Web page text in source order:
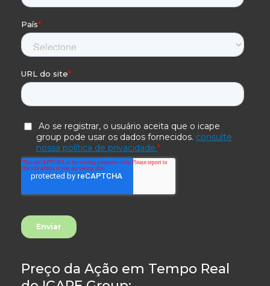
Preço da Ação em Tempo Real